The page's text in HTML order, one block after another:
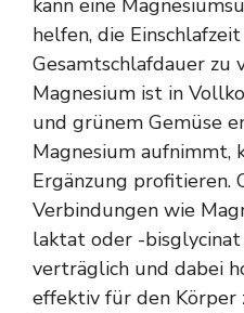
kann eine
helfen, die
Gesamtschlafdauer zu
Magnesium ist in
und grünem Gemüse
Magnesium aufnimmt,
Ergänzung profitieren.
Verbindungen wie
laktat oder -
verträglich und dabei
effektiv für den